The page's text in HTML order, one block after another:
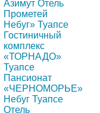
Азимут Отель
Прометей
Небуг» Туапсе
Гостиничный
комплекс
«ТОРНАДО»
Туапсе
Пансионат
«ЧЕРНОМОРЬЕ»
Небуг Туапсе
Отель